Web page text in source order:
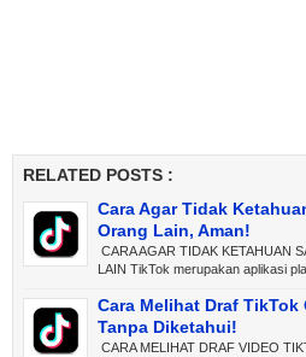
RELATED POSTS :
Cara Agar Tidak
Orang Lain, Aman!
CARA AGAR TIDAK KETAHUAN
LAIN TikTok merupakan aplikasi
Cara Melihat Draf TikTok
Tanpa Diketahui!
CARA MELIHAT DRAF VIDEO